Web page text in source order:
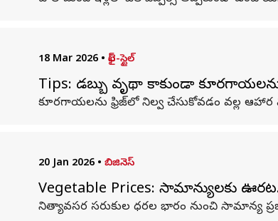
18 Mar 2026 • లైఫ్-స్టైల్
Tips: డబ్బు వృథా కాకుండా
కూరగాయలను ఫ్రిజ్‌లో నిల్వ చేసుకోవడం వల్ల ఆహార
20 Jan 2026 • బిజినెస్
Vegetable Prices: సామాన్యులకు
నిత్యావసర సరుకుల ధరల భారం నుంచి సామాన్య